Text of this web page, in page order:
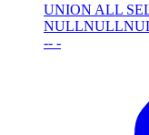
UNION ALL
-- -